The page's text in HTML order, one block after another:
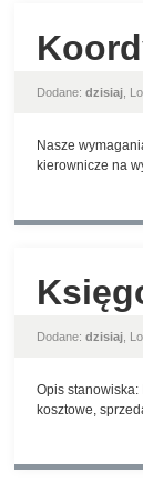
Dodane: dzisiaj ,
Nasze
kierownicze na
Dodane: dzisiaj ,
Opis
kosztowe,